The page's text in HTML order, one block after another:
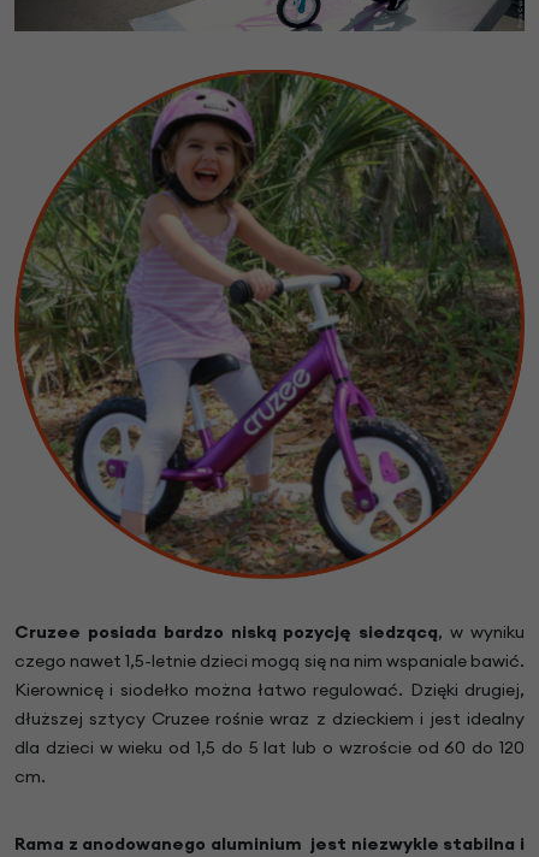
Cruzee posiada bardzo niską pozycję siedzącą, w wyniku
czego nawet 1,5-letnie dzieci mogą się na nim wspaniale bawić.
Kierownicę i siodełko można łatwo regulować. Dzięki drugiej,
dłuższej sztycy Cruzee rośnie wraz z dzieckiem i jest idealny
dla dzieci w wieku od 1,5 do 5 lat lub o wzroście od 60 do 120
cm.
Rama z anodowanego aluminium jest niezwykle stabilna i